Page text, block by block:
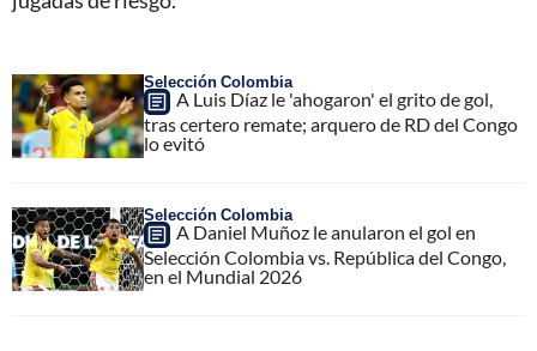
Selección Colombia
A Luis Díaz le 'ahogaron' el grito de gol,
tras certero remate; arquero de RD del Congo
lo evitó
Selección Colombia
A Daniel Muñoz le anularon el gol en
Selección Colombia vs. República del Congo,
en el Mundial 2026